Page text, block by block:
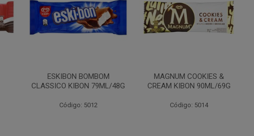
ESKIBON BOMBOM
CLASSICO KIBON 79ML/48G
Código: 5012
MAGNUM COOKIES &
CREAM KIBON 90ML/69G
Código: 5014